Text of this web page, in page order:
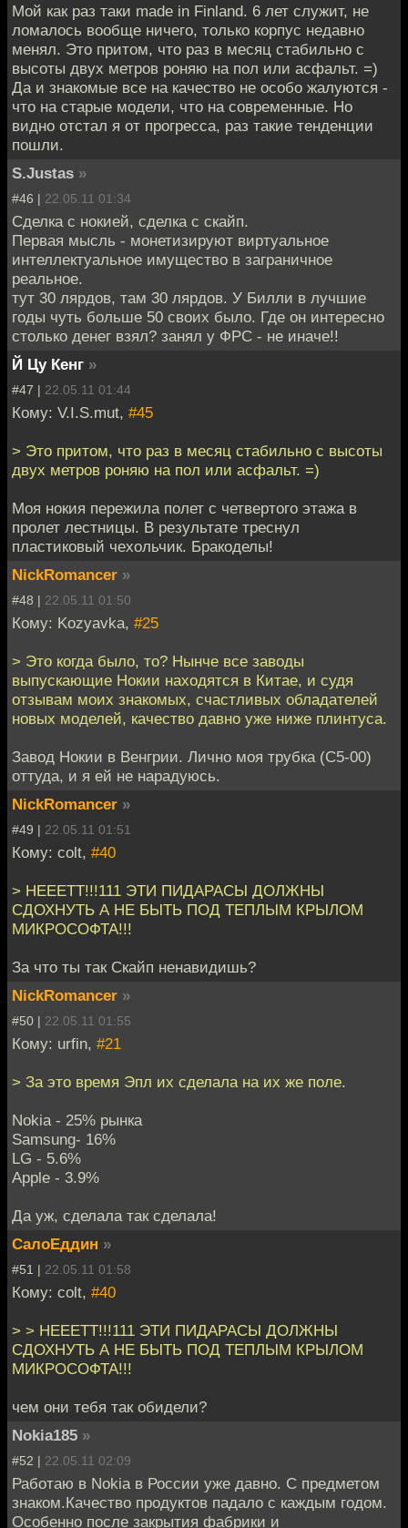
Мой как раз таки made in Finland. 6 лет служит, не
ломалось вообще ничего, только корпус недавно
менял. Это притом, что раз в месяц стабильно с
высоты двух метров роняю на пол или асфальт. =)
Да и знакомые все на качество не особо жалуются -
что на старые модели, что на современные. Но
видно отстал я от прогресса, раз такие тенденции
пошли.
S.Justas »
#46 | 22.05.11 01:34
Сделка с нокией, сделка с скайп.
Первая мысль - монетизируют виртуальное
интеллектуальное имущество в заграничное
реальное.
тут 30 лярдов, там 30 лярдов. У Билли в лучшие
годы чуть больше 50 своих было. Где он интересно
столько денег взял? занял у ФРС - не иначе!!
Й Цу Кенг »
#47 | 22.05.11 01:44
Кому: V.I.S.mut, #45
> Это притом, что раз в месяц стабильно с высоты
двух метров роняю на пол или асфальт. =)
Моя нокия пережила полет с четвертого этажа в
пролет лестницы. В результате треснул
пластиковый чехольчик. Бракоделы!
NickRomancer »
#48 | 22.05.11 01:50
Кому: Kozyavka, #25
> Это когда было, то? Нынче все заводы
выпускающие Нокии находятся в Китае, и судя
отзывам моих знакомых, счастливых обладателей
новых моделей, качество давно уже ниже плинтуса.
Завод Нокии в Венгрии. Лично моя трубка (C5-00)
оттуда, и я ей не нарадуюсь.
NickRomancer »
#49 | 22.05.11 01:51
Кому: colt, #40
> НЕЕЕТТ!!!111 ЭТИ ПИДАРАСЫ ДОЛЖНЫ
СДОХНУТЬ А НЕ БЫТЬ ПОД ТЕПЛЫМ КРЫЛОМ
МИКРОСОФТА!!!
За что ты так Скайп ненавидишь?
NickRomancer »
#50 | 22.05.11 01:55
Кому: urfin, #21
> За это время Эпл их сделала на их же поле.
Nokia - 25% рынка
Samsung- 16%
LG - 5.6%
Apple - 3.9%
Да уж, сделала так сделала!
СалоЕддин »
#51 | 22.05.11 01:58
Кому: colt, #40
> > НЕЕЕТТ!!!111 ЭТИ ПИДАРАСЫ ДОЛЖНЫ
СДОХНУТЬ А НЕ БЫТЬ ПОД ТЕПЛЫМ КРЫЛОМ
МИКРОСОФТА!!!
чем они тебя так обидели?
Nokia185 »
#52 | 22.05.11 02:09
Работаю в Nokia в России уже давно. С предметом
знаком.Качество продуктов падало с каждым годом.
Особенно после закрытия фабрики и